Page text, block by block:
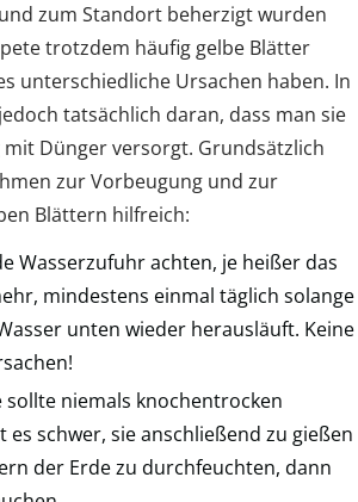
zum Standort beherzigt wurden
trotzdem häufig gelbe Blätter
unterschiedliche Ursachen haben. In
tatsächlich daran, dass man sie
Dünger versorgt. Grundsätzlich
zur Vorbeugung und zur
Blättern hilfreich:
Wasserzufuhr achten, je heißer das
mindestens einmal täglich solange
unten wieder herausläuft. Keine
sollte niemals knochentrocken
es schwer, sie anschließend zu gießen
der Erde zu durchfeuchten, dann